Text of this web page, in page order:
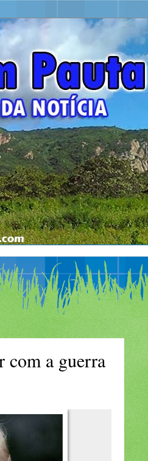
com a guerra